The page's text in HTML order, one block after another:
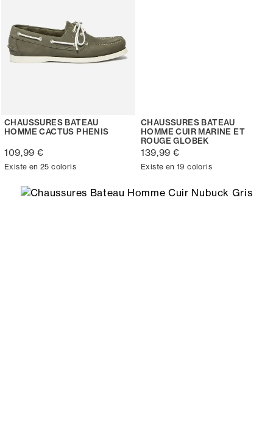
CHAUSSURES BATEAU
HOMME CACTUS PHENIS
109,99 €
Existe en 25 coloris
CHAUSSURES BATEAU
HOMME CUIR MARINE ET
ROUGE GLOBEK
139,99 €
Existe en 19 coloris